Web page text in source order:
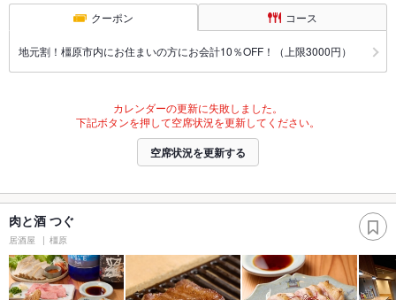
クーポン コース
地元割！橿原市内にお住まいの方にお会計10％OFF！（上限3000円）
カレンダーの更新に失敗しました。
下記ボタンを押して空席状況を更新してください。
空席状況を更新する
肉と酒 つぐ
居酒屋 橿原